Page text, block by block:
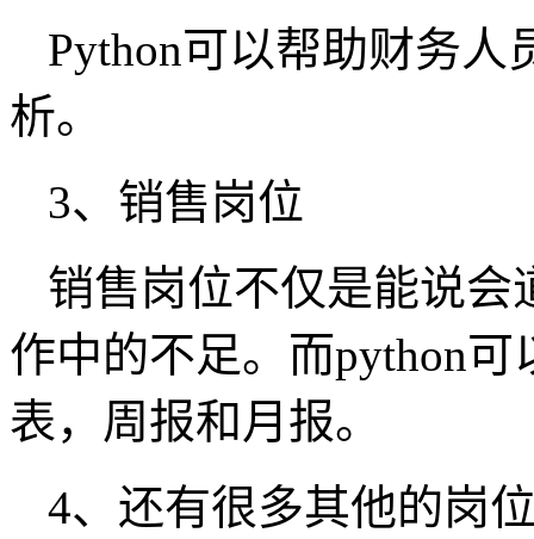
Python可以帮助财务
析。
3、销售岗位
销售岗位不仅是能说会
作中的不足。而python
表，周报和月报。
4、还有很多其他的岗